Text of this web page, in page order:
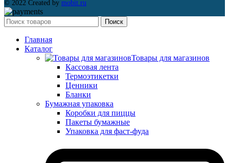
© 2022 Created by mobit.ru
Поиск
Главная
Каталог
Товары для магазинов
Кассовая лента
Термоэтикетки
Ценники
Бланки
Бумажная упаковка
Коробки для пиццы
Пакеты бумажные
Упаковка для фаст-фуда